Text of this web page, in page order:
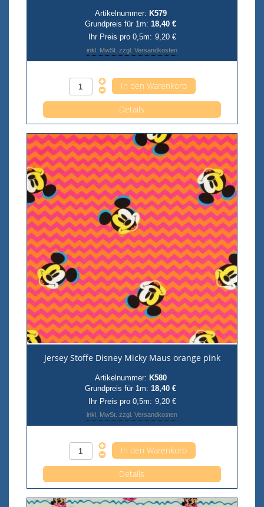
Artikelnummer: K579
Grundpreis für 1m: 18,40 €
Ihr Preis pro 0,5m: 9,20 €
inkl. MwSt. zzgl. Versandkosten
Details
Jersey Stoffe Disney Micky Maus orange pink
Artikelnummer: K580
Grundpreis für 1m: 18,40 €
Ihr Preis pro 0,5m: 9,20 €
inkl. MwSt. zzgl. Versandkosten
Details